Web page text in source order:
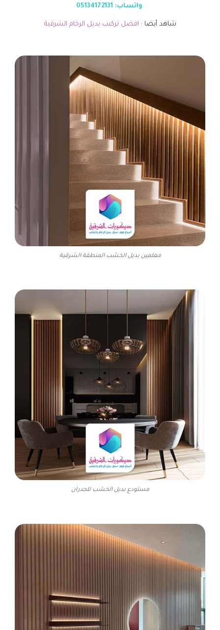
واتساب: 05134172131
شاهد أيضا : افضل تركيب بديل الرخام الشرقية
معلمين بديل الخشب المنطقة الشرقية
مستودع بديل الخشب للجدران